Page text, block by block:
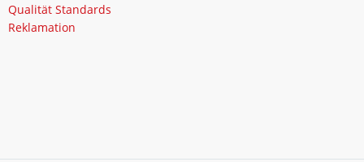
Qualität Standards
Reklamation